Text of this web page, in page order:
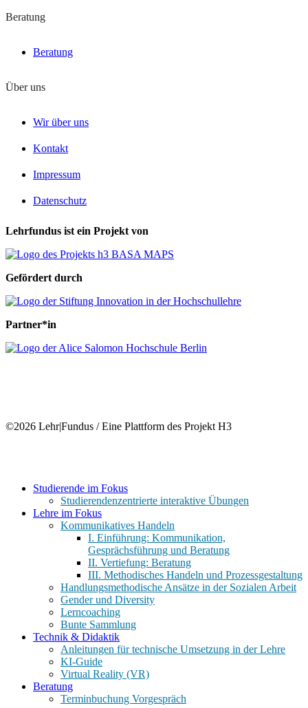
Beratung
Beratung
Über uns
Wir über uns
Kontakt
Impressum
Datenschutz
Lehrfundus ist ein Projekt von
Gefördert durch
Partner*in
©2026 Lehr|Fundus / Eine Plattform des Projekt H3
Close
Studierende im Fokus
Studierendenzentrierte interaktive Übungen
Lehre im Fokus
Kommunikatives Handeln
I. Einführung: Kommunikation,
Gesprächsführung und Beratung
II. Vertiefung: Beratung
III. Methodisches Handeln und Prozessgestaltung
Handlungsmethodische Ansätze in der Sozialen Arbeit
Gender und Diversity
Lerncoaching
Bunte Sammlung
Technik & Didaktik
Anleitungen für technische Umsetzung in der Lehre
KI-Guide
Virtual Reality (VR)
Beratung
Terminbuchung Vorgespräch